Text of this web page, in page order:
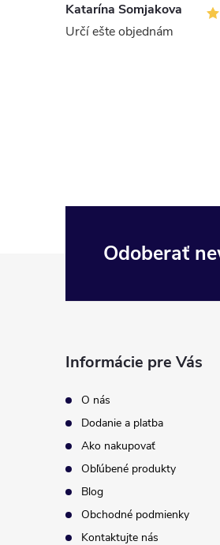
Katarína Somjakova
Určí ešte objednám
DO KOŠÍKA €3,02
Skladom
Odoberať
Informácie pre Vás
O nás
Dodanie a platba
Ako nakupovať
Obľúbené produkty
Blog
Obchodné podmienky
Kontaktujte nás